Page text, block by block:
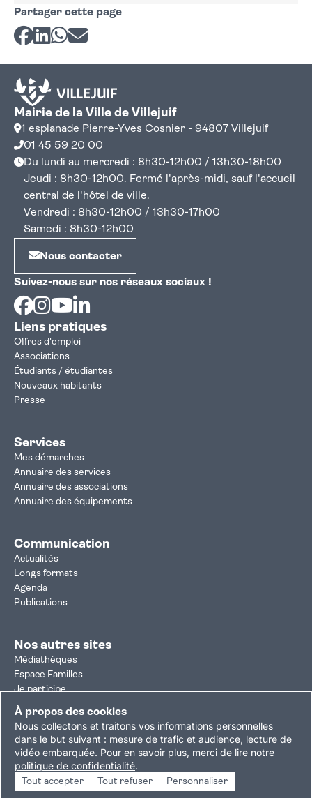
À propos des cookies
Nous collectons et traitons vos informations personnelles
dans le but suivant : mesure de trafic et audience, lecture de
vidéo embarquée. Pour en savoir plus, merci de lire notre
politique de confidentialité.
Tout accepter Tout refuser Personnaliser
Partager cette page
Partager sur Facebook
Partager sur LinkedIn
Partager sur Whatsapp
Partager par courriel
Mairie de la Ville de Villejuif
1 esplanade Pierre-Yves Cosnier - 94807 Villejuif
01 45 59 20 00
Du lundi au mercredi : 8h30-12h00 / 13h30-18h00
Jeudi : 8h30-12h00. Fermé l'après-midi, sauf l'accueil
central de l'hôtel de ville.
Vendredi : 8h30-12h00 / 13h30-17h00
Samedi : 8h30-12h00
Nous contacter
Suivez-nous sur nos réseaux sociaux !
Facebook
Instagram
Youtube
Liens pratiques
Offres d'emploi
Associations
Étudiants / étudiantes
Nouveaux habitants
Presse
Services
Mes démarches
Annuaire des services
Annuaire des associations
Annuaire des équipements
Communication
Actualités
Longs formats
Agenda
Publications
Nos autres sites
Médiathèques
Espace Familles
Je participe
Autorisation d'urbanisme
Résultats électoraux
Plan du site Nous contacterMentions légales
Politique de confidentialitéAccessibilité : partiellement conforme
Gestion des cookies
Copyright © 2026 Ville de Villejuif